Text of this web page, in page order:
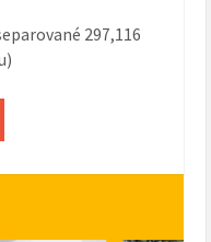
297,116